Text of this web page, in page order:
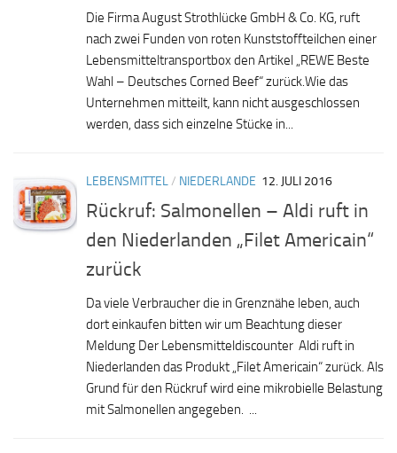
Die Firma August Strothlücke GmbH & Co. KG, ruft
nach zwei Funden von roten Kunststoffteilchen einer
Lebensmitteltransportbox den Artikel „REWE Beste
Wahl – Deutsches Corned Beef“ zurück.Wie das
Unternehmen mitteilt, kann nicht ausgeschlossen
werden, dass sich einzelne Stücke in...
LEBENSMITTEL/ NIEDERLANDE 12. JULI 2016
Rückruf: Salmonellen – Aldi ruft in
den Niederlanden „Filet Americain“
zurück
Da viele Verbraucher die in Grenznähe leben, auch
dort einkaufen bitten wir um Beachtung dieser
Meldung Der Lebensmitteldiscounter Aldi ruft in
Niederlanden das Produkt „Filet Americain“ zurück. Als
Grund für den Rückruf wird eine mikrobielle Belastung
mit Salmonellen angegeben. ...